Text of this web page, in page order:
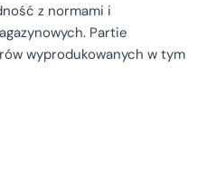
z normami i
Partie
wyprodukowanych w tym